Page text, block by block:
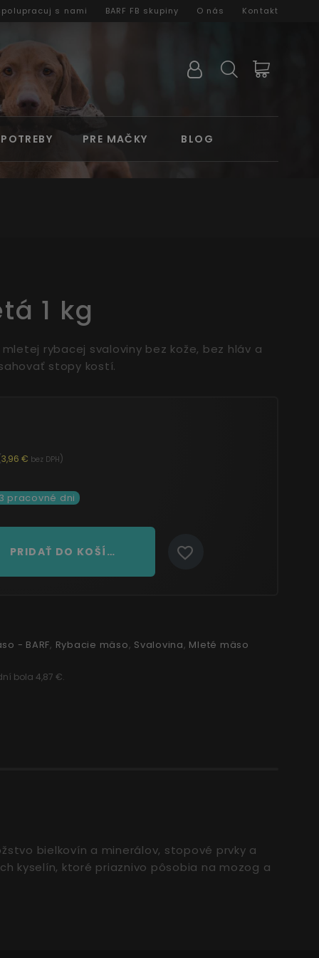
s nami BARF FB skupiny O nás Kontakt
PRE MAČKY BLOG
1 kg
rybacej svaloviny bez kože, bez hláv a
stopy kostí.
3,96 € bez DPH)
pracovné dni
PRIDAŤ DO KOŠÍKA
- BARF, Rybacie mäso, Svalovina, Mleté mäso
bola 4,87 €.
bielkovín a minerálov, stopové prvky a
kyselín, ktoré priaznivo pôsobia na mozog a